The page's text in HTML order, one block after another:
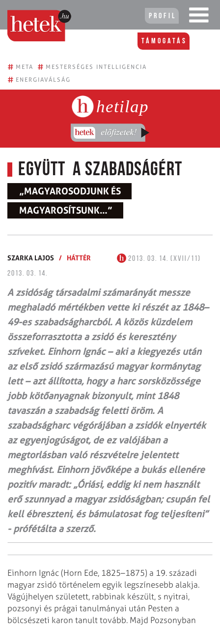
Profil
Támogatás
# META # MESTERSÉGES INTELLIGENCIA
# ENERGIAVÁLSÁG
hetilap
Együtt a szabadságért
„MAGYAROSODJUNK ÉS
MAGYAROSÍTSUNK…”
SZARKA LAJOS / HÁTTÉR
2013. 03. 14. (XVII/11)
2013. 03. 14.
A zsidóság társadalmi számarányát messze
meghaladó mértékben vette ki részét az 1848–
49-es szabadságharcból. A közös küzdelem
összeforrasztotta a zsidó és keresztény
szíveket. Einhorn Ignác – aki a kiegyezés után
az első zsidó származású magyar kormánytag
lett – azt állította, hogy a harc sorsközössége
jobb kötőanyagnak bizonyult, mint 1848
tavaszán a szabadság feletti öröm. A
szabadságharc végórájában a zsidók elnyerték
az egyenjogúságot, de ez valójában a
megtorlásban való részvételre jelentett
meghívást. Einhorn jövőképe a bukás ellenére
pozitív maradt: „Óriási, eddig ki nem használt
erő szunnyad a magyar zsidóságban; csupán fel
kell ébreszteni, és bámulatosat fog teljesíteni”
- prófétálta a szerző.
Einhorn Ignác (Horn Ede, 1825–1875) a 19. századi
magyar zsidó történelem egyik legszínesebb alakja.
Vágújhelyen született, rabbinak készült, s nyitrai,
pozsonyi és prágai tanulmányai után Pesten a
bölcsészeti karon tanult tovább. Majd Pozsonyban